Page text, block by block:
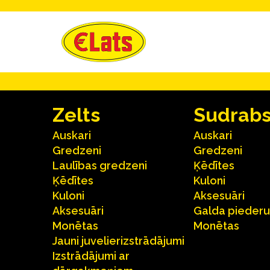
Zelts
Auskari
Gredzeni
Laulības gredzeni
Ķēdītes
Kuloni
Aksesuāri
Monētas
Jauni juvelierizstrādājumi
Izstrādājumi ar
Auskari
Gredzeni
Ķēdītes
Kuloni
Aksesuāri
Galda
Monētas